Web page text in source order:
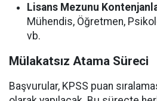
Lisans Mezunu
Mühendis, Öğretmen,
vb.
Mülakatsız Atama Süreci
Başvurular, KPSS puan